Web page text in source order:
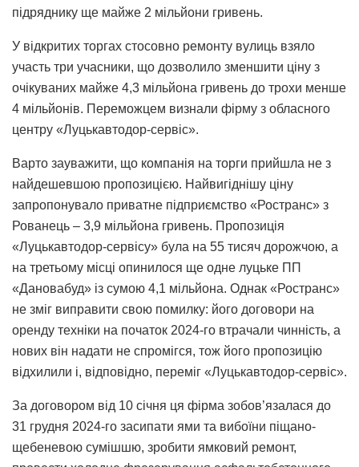
підряднику ще майже 2 мільйони гривень.
У відкритих торгах стосовно ремонту вулиць взяло
участь три учасники, що дозволило зменшити ціну з
очікуваних майже 4,3 мільйона гривень до трохи менше
4 мільйонів. Переможцем визнали фірму з обласного
центру «Луцькавтодор-сервіс».
Варто зауважити, що компанія на торги прийшла не з
найдешевшою пропозицією. Найвигіднішу ціну
запропонувало приватне підприємство «Ространс» з
Рованець – 3,9 мільйона гривень. Пропозиція
«Луцькавтодор-сервісу» була на 55 тисяч дорожчою, а
на третьому місці опинилося ще одне луцьке ПП
«Дановабуд» із сумою 4,1 мільйона. Однак «Ространс»
не зміг виправити свою помилку: його договори на
оренду техніки на початок 2024-го втрачали чинність, а
нових він надати не спромігся, тож його пропозицію
відхилили і, відповідно, переміг «Луцькавтодор-сервіс».
За договором від 10 січня ця фірма зобов’язалася до
31 грудня 2024-го засипати ями та вибоїни піщано-
щебеневою сумішшю, зробити ямковий ремонт,